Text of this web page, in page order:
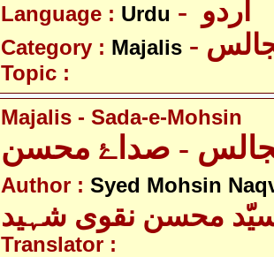
Language : Urdu
Category : Majalis
Topic :
Majalis - Sada-e-Mohsin
Author : Syed Mohsin
محسن نقوی شہید
Translator :